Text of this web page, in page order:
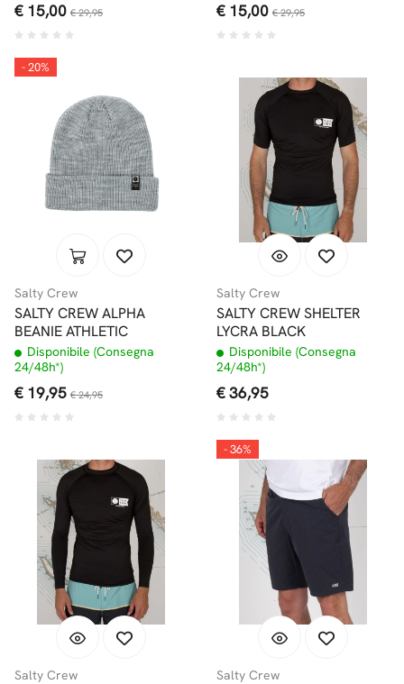
€ 15,00 € 29,95 € 15,00 € 29,95
- 20%
Salty Crew
SALTY CREW ALPHA
BEANIE ATHLETIC
Disponibile (Consegna
24/48h*)
€ 19,95 € 24,95
Salty Crew
SALTY CREW SHELTER
LYCRA BLACK
Disponibile (Consegna
24/48h*)
€ 36,95
Salty Crew
- 36%
Salty Crew